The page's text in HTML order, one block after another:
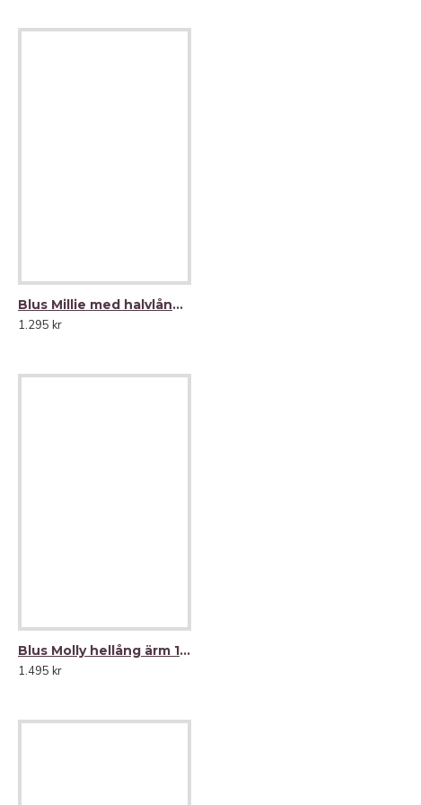
Blus Millie med halvlång smockad ärm 100% lin
1.295 kr
Blus Molly hellång ärm 100% lin
1.495 kr